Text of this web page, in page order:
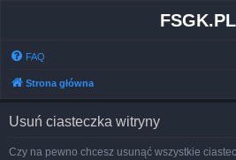
FSGK.PL
FAQ
Strona główna
Usuń ciasteczka witryny
Czy na pewno chcesz usunąć wszystkie